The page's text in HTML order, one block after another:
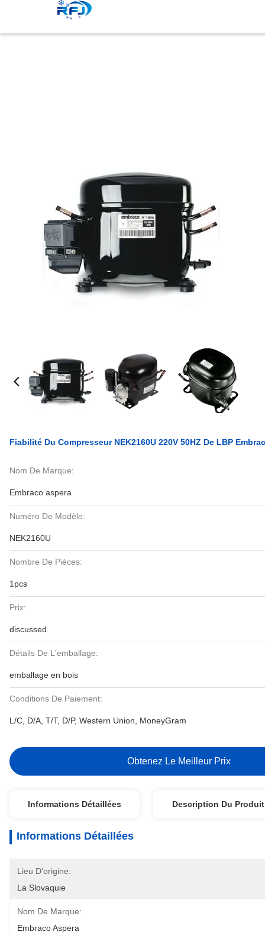
Fiabilité Du Compresseur NEK2160U 220V 50HZ De LBP
Nom De Marque:
Embraco aspera
Numéro De Modèle:
NEK2160U
Nombre De Pièces:
1pcs
Prix:
discussed
Détails De L'emballage:
emballage en bois
Conditions De Paiement:
L/C, D/A, T/T, D/P, Western Union, MoneyGram
Obtenez Le Meilleur Prix
Informations Détaillées Description Du Produit
Informations Détaillées
Lieu D'origine:
La Slovaquie
Nom De Marque:
Embraco Aspera